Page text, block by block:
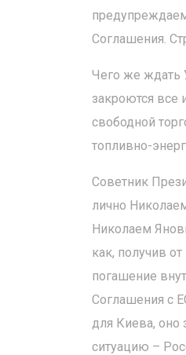
Соглашения.
Чего же ждать
закроются все
свободной
топливно-
Советник
лично
Николаем
как, получив
погашение
Соглашения с
для Киева, оно
ситуацию –